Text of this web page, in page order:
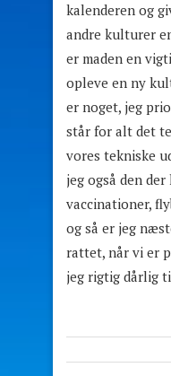
kalenderen og
andre kulturer
er maden en
opleve en ny
er noget, jeg
står for alt det
vores tekniske
jeg også den
vaccinationer,
og så er jeg
rattet, når vi er
jeg rigtig dårlig